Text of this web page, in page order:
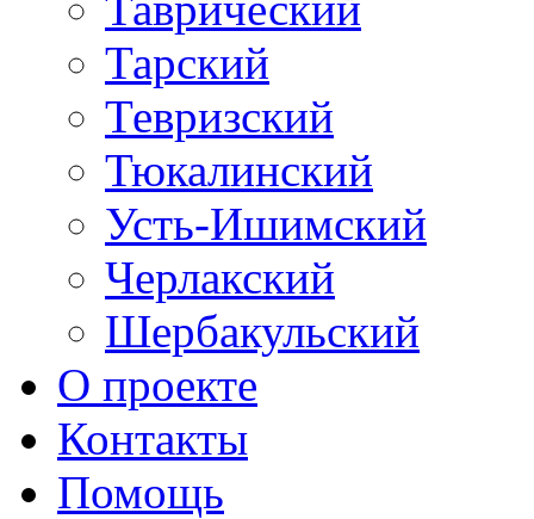
Тарский
Тевризский
Тюкалинский
Усть-Ишимский
Черлакский
Шербакульский
О проекте
Контакты
Помощь